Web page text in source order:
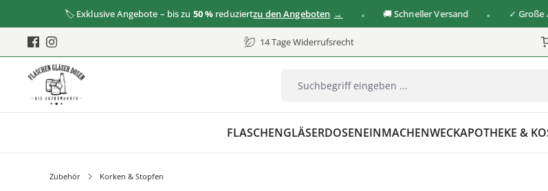
🏷️ Exklusive Angebote – bis zu50 % reduziertzu den Angeboten 🚚 Schneller Versand ✓ Große
14 Tage Widerrufsrecht
FLASCHENGLÄSERDOSENEINMACHENWECKAPOTHEKE &
Zubehör Korken & Stopfen